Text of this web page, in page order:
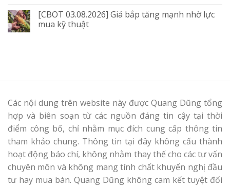
[CBOT 03.08.2026] Giá bắp tăng mạnh nhờ lực
mua kỹ thuật
Các nội dung trên website này được Quang Dũng tổng
hợp và biên soạn từ các nguồn đáng tin cậy tại thời
điểm công bố, chỉ nhằm mục đích cung cấp thông tin
tham khảo chung. Thông tin tại đây không cấu thành
hoạt động báo chí, không nhằm thay thế cho các tư vấn
chuyên môn và không mang tính chất khuyến nghị đầu
tư hay mua bán. Quang Dũng không cam kết tuyệt đối